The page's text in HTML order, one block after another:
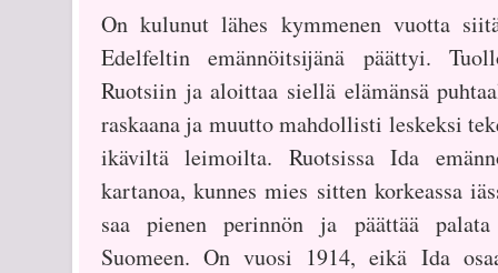
On kulunut lähes kymmenen vuotta
Edelfeltin emännöitsijänä päättyi.
Ruotsiin ja aloittaa siellä elämänsä
raskaana ja muutto mahdollisti leskeksi
ikäviltä leimoilta. Ruotsissa Ida
kartanoa, kunnes mies sitten korkeassa
saa pienen perinnön ja päättää
Suomeen. On vuosi 1914, eikä Ida